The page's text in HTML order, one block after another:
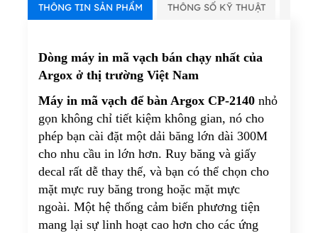
THÔNG TIN SẢN PHẨM THÔNG SỐ KỸ THUẬT
Dòng máy in mã vạch bán chạy nhất của
Argox ở thị trường Việt Nam
Máy in mã vạch để bàn Argox CP-2140nhỏ
gọn không chỉ tiết kiệm không gian, nó cho
phép bạn cài đặt một dải băng lớn dài 300M
cho nhu cầu in lớn hơn. Ruy băng và giấy
decal rất dễ thay thế, và bạn có thể chọn cho
mặt mực ruy băng trong hoặc mặt mực
ngoài. Một hệ thống cảm biến phương tiện
mang lại sự linh hoạt cao hơn cho các ứng